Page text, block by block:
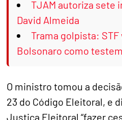
TJAM autoriza sete
David Almeida
Trama golpista:
Bolsonaro como
O ministro tomou a
23 do Código Eleitoral, e
Justiça Eleitoral “fazer